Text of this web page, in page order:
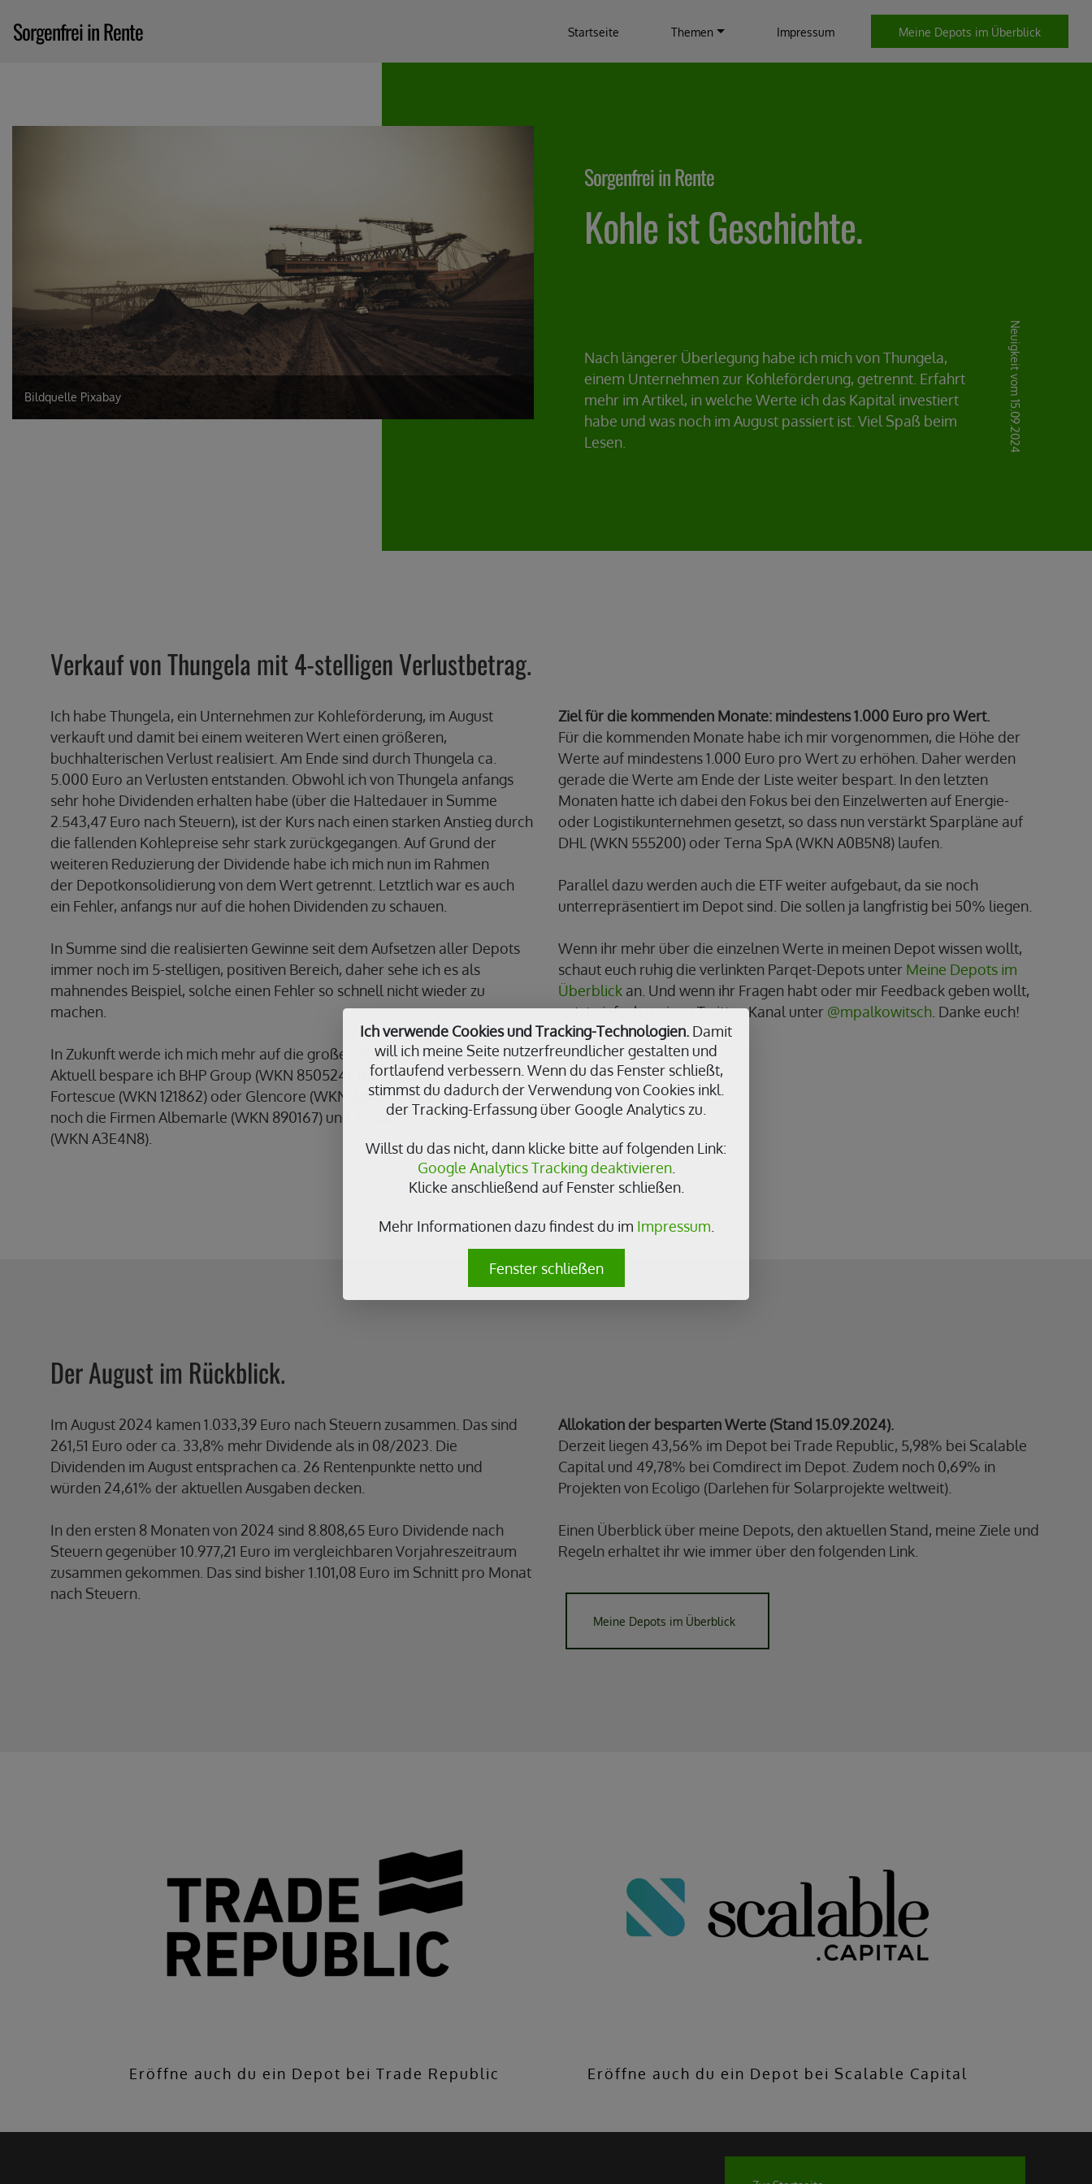
Sorgenfrei in Rente Startseite Themen Impressum Meine Depots im Überblick
Bildquelle Pixabay
Sorgenfrei in Rente
Kohle ist Geschichte.
Neuigkeit vom 15.09.2024
Nach längerer Überlegung habe ich mich von Thungela,
einem Unternehmen zur Kohleförderung, getrennt. Erfahrt
mehr im Artikel, in welche Werte ich das Kapital investiert
habe und was noch im August passiert ist. Viel Spaß beim
Lesen.
Verkauf von Thungela mit 4-stelligen Verlustbetrag.
Ich habe Thungela, ein Unternehmen zur Kohleförderung, im August
verkauft und damit bei einem weiteren Wert einen größeren,
buchhalterischen Verlust realisiert. Am Ende sind durch Thungela ca.
5.000 Euro an Verlusten entstanden. Obwohl ich von Thungela anfangs
sehr hohe Dividenden erhalten habe (über die Haltedauer in Summe
2.543,47 Euro nach Steuern), ist der Kurs nach einen starken Anstieg durch
die fallenden Kohlepreise sehr stark zurückgegangen. Auf Grund der
weiteren Reduzierung der Dividende habe ich mich nun im Rahmen
der Depotkonsolidierung von dem Wert getrennt. Letztlich war es auch
ein Fehler, anfangs nur auf die hohen Dividenden zu schauen.
In Summe sind die realisierten Gewinne seit dem Aufsetzen aller Depots
immer noch im 5-stelligen, positiven Bereich, daher sehe ich es als
mahnendes Beispiel, solche einen Fehler so schnell nicht wieder zu
machen.
In Zukunft werde ich mich mehr auf die großen Player konzentrieren.
Aktuell bespare ich BHP Group (WKN 850524), Rio Tinto (WKN 852147),
Fortescue (WKN 121862) oder Glencore (WKN A1JAGV). Im Lithiumbereich
noch die Firmen Albemarle (WKN 890167) und Arcadium Lithium
(WKN A3E4N8).
Ziel für die kommenden Monate: mindestens 1.000 Euro pro Wert.
Für die kommenden Monate habe ich mir vorgenommen, die Höhe der
Werte auf mindestens 1.000 Euro pro Wert zu erhöhen. Daher werden
gerade die Werte am Ende der Liste weiter bespart. In den letzten
Monaten hatte ich dabei den Fokus bei den Einzelwerten auf Energie-
oder Logistikunternehmen gesetzt, so dass nun verstärkt Sparpläne auf
DHL (WKN 555200) oder Terna SpA (WKN A0B5N8) laufen.
Parallel dazu werden auch die ETF weiter aufgebaut, da sie noch
unterrepräsentiert im Depot sind. Die sollen ja langfristig bei 50% liegen.
Wenn ihr mehr über die einzelnen Werte in meinen Depot wissen wollt,
schaut euch ruhig die verlinkten Parqet-Depots unter Meine Depots im
Überblick an. Und wenn ihr Fragen habt oder mir Feedback geben wollt,
nutzt einfach meinen Twitter-Kanal unter @mpalkowitsch . Danke euch!
Der August im Rückblick.
Im August 2024 kamen 1.033,39 Euro nach Steuern zusammen. Das sind
261,51 Euro oder ca. 33,8% mehr Dividende als in 08/2023. Die
Dividenden im August entsprachen ca. 26 Rentenpunkte netto und
würden 24,61% der aktuellen Ausgaben decken.
In den ersten 8 Monaten von 2024 sind 8.808,65 Euro Dividende nach
Steuern gegenüber 10.977,21 Euro im vergleichbaren Vorjahreszeitraum
zusammen gekommen. Das sind bisher 1.101,08 Euro im Schnitt pro Monat
nach Steuern.
Allokation der besparten Werte (Stand 15.09.2024).
Derzeit liegen 43,56% im Depot bei Trade Republic, 5,98% bei Scalable
Capital und 49,78% bei Comdirect im Depot. Zudem noch 0,69% in
Projekten von Ecoligo (Darlehen für Solarprojekte weltweit).
Einen Überblick über meine Depots, den aktuellen Stand, meine Ziele und
Regeln erhaltet ihr wie immer über den folgenden Link.
Meine Depots im Überblick
Eröffne auch du ein Depot bei Trade Republic Eröffne auch du ein Depot bei Scalable Capital
Ich verwende Cookies und Tracking-Technologien. Damit
will ich meine Seite nutzerfreundlicher gestalten und
fortlaufend verbessern. Wenn du das Fenster schließt,
stimmst du dadurch der Verwendung von Cookies inkl.
der Tracking-Erfassung über Google Analytics zu.
Willst du das nicht, dann klicke bitte auf folgenden Link:
Google Analytics Tracking deaktivieren.
Klicke anschließend auf Fenster schließen.
Mehr Informationen dazu findest du im Impressum
Fenster schließen